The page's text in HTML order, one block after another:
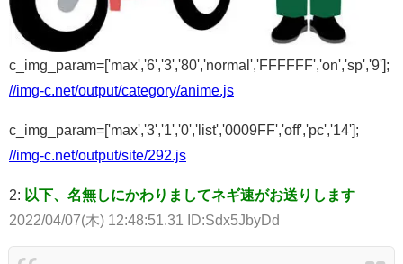
c_img_param=['max','6','3','80','normal','FFFFFF','on','sp','9'];
//img-c.net/output/category/anime.js
c_img_param=['max','3','1','0','list','0009FF','off','pc','14'];
//img-c.net/output/site/292.js
2: 以下、名無しにかわりましてネギ速がお送りします
2022/04/07(木) 12:48:51.31 ID:Sdx5JbyDd